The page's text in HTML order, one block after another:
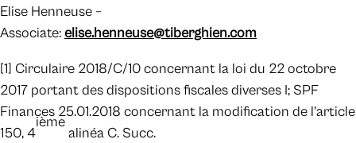
Elise Henneuse –
Associate:elise.henneuse@tiberghien.com
[1] Circulaire 2018/C/10 concernant la loi du 22 octobre
2017 portant des dispositions fiscales diverses I; SPF
Finances 25.01.2018 concernant la modification de l’article
150, 4
ième
alinéa C. Succ.